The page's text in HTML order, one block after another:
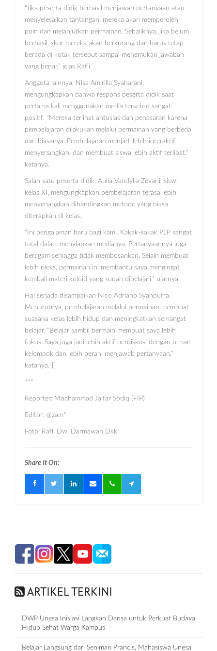
“Jika peserta didik berhasil menjawab pertanyaan atau
menyelesaikan tantangan, mereka akan memperoleh
poin dan melanjutkan permainan. Sebaliknya, jika belum
berhasil, skor mereka akan berkurang dan harus tetap
berada di kotak tersebut sampai menemukan jawaban
yang benar,” jelas Rafli.
Anggota lainnya, Nisa Amirilia Syaharani,
mengungkapkan bahwa respons peserta didik saat
pertama kali menggunakan media tersebut sangat
positif. “Mereka terlihat antusias dan penasaran karena
pembelajaran dilakukan melalui permainan yang berbeda
dari biasanya. Pembelajaran menjadi lebih interaktif,
menyenangkan, dan membuat siswa lebih aktif terlibat,”
katanya.
Salah satu peserta didik. Aulia Vandylla Zevani, siswi
kelas XI, mengungkapkan pembelajaran terasa lebih
menyenangkan dibandingkan metode yang biasa
diterapkan di kelas.
“Ini pengalaman baru bagi kami. Kakak-kakak PLP sangat
total dalam menyiapkan medianya. Pertanyaannya juga
beragam sehingga tidak membosankan. Selain membuat
lebih rileks, permainan ini membantu saya mengingat
kembali materi koloid yang sudah dipelajari,” ujarnya.
Hal senada disampaikan Nico Adriano Syahputra.
Menurutnya, pembelajaran melalui permainan membuat
suasana kelas lebih hidup dan meningkatkan semangat
belajar. “Belajar sambil bermain membuat saya lebih
fokus. Saya juga jadi lebih aktif berdiskusi dengan teman
kelompok dan lebih berani menjawab pertanyaan,”
katanya. ][
***
Reporter: Mochammad Ja'far Sodiq (FIP)
Editor: @zam*
Foto: Rafli Dwi Darmawan Dkk.
Share It On:
ARTIKEL TERKINI
DWP Unesa Inisiasi Langkah Dansa untuk Perkuat Budaya
Hidup Sehat Warga Kampus
Belajar Langsung dari Seniman Prancis, Mahasiswa Unesa